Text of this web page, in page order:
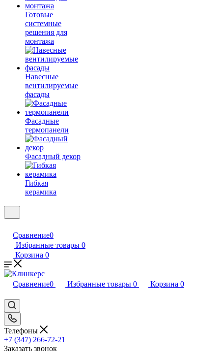
Готовые
системные
решения для
монтажа
Навесные
вентилируемые
фасады
Фасадные
термопанели
Фасадный декор
Гибкая
керамика
Сравнение0
Избранные товары 0
Корзина 0
Сравнение0 Избранные товары 0 Корзина 0
Телефоны
+7 (347) 266-72-21
Заказать звонок